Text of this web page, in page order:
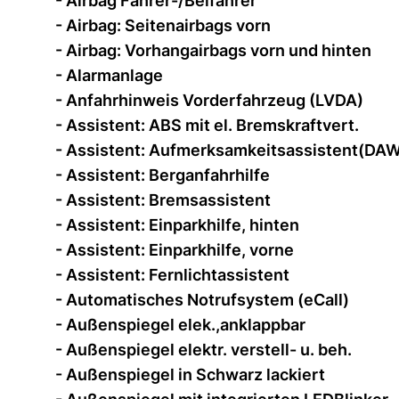
- Airbag: Seitenairbags vorn
- Airbag: Vorhangairbags vorn und hinten
- Alarmanlage
- Anfahrhinweis Vorderfahrzeug (LVDA)
- Assistent: ABS mit el. Bremskraftvert.
- Assistent:
- Assistent: Berganfahrhilfe
- Assistent: Bremsassistent
- Assistent: Einparkhilfe, hinten
- Assistent: Einparkhilfe, vorne
- Assistent: Fernlichtassistent
- Automatisches Notrufsystem (eCall)
- Außenspiegel elek.,anklappbar
- Außenspiegel elektr. verstell- u. beh.
- Außenspiegel in Schwarz lackiert